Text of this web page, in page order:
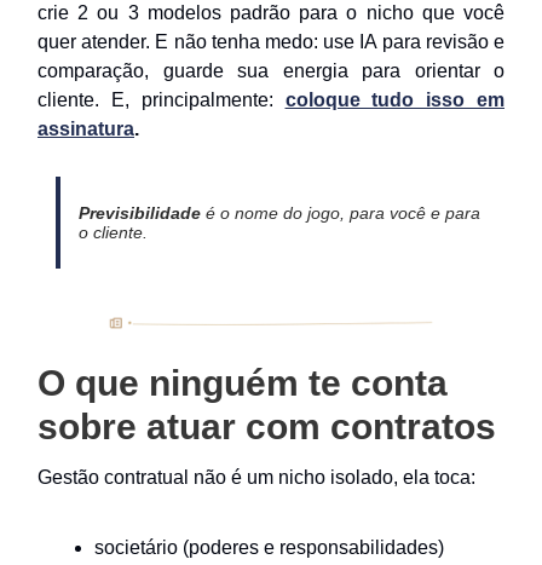
crie 2 ou 3 modelos padrão para o nicho que você
quer atender. E não tenha medo: use IA para revisão e
comparação, guarde sua energia para orientar o
cliente. E, principalmente: coloque tudo isso em
assinatura.
Previsibilidade é o nome do jogo, para você e para
o cliente.
O que ninguém te conta
sobre atuar com contratos
Gestão contratual não é um nicho isolado, ela toca:
societário (poderes e responsabilidades)